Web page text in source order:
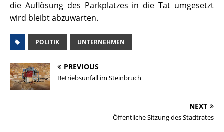
die Auflösung des Parkplatzes in die Tat umgesetzt
wird bleibt abzuwarten.
POLITIK UNTERNEHMEN
PREVIOUS
Betriebsunfall im Steinbruch
NEXT
Öffentliche Sitzung des Stadtrates